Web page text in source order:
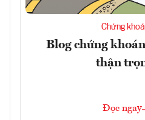
Chứng
Blog chứng
thận
Đọc ngay